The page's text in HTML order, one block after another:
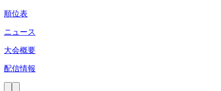
順位表
ニュース
大会概要
配信情報